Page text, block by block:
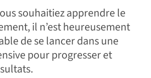
souhaitiez apprendre le
il n’est heureusement
de se lancer dans une
pour progresser et